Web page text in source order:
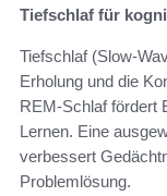
Tiefschlaf für
Tiefschlaf (Slow-
Erholung und die
REM-Schlaf fördert
Lernen. Eine
verbessert
Problemlösung.